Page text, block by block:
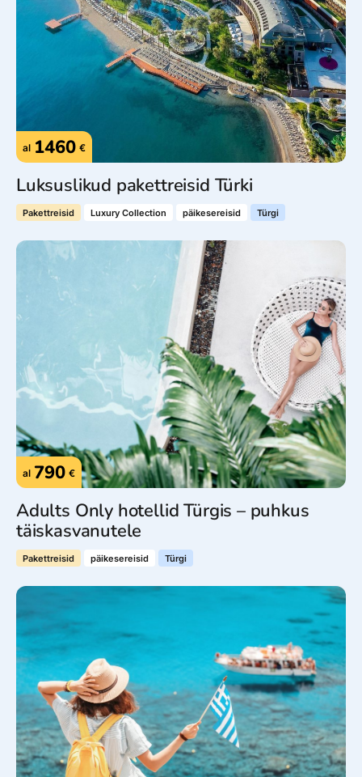
al 1460 €
Luksuslikud pakettreisid Türki
Pakettreisid Luxury Collection päikesereisid Türgi
al 790 €
Adults Only hotellid Türgis – puhkus
täiskasvanutele
Pakettreisid päikesereisid Türgi